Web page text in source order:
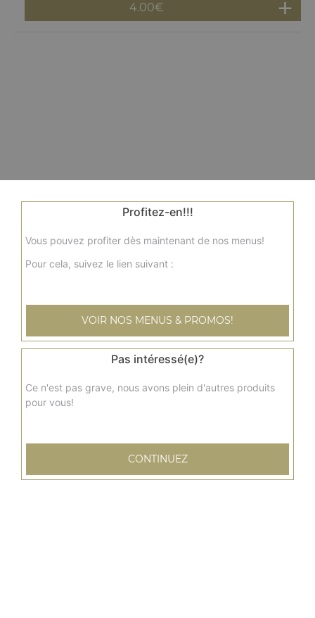
4.00€
Profitez-en!!!
Vous pouvez profiter dès maintenant de nos menus!
Pour cela, suivez le lien suivant :
VOIR NOS MENUS & PROMOS!
Pas intéressé(e)?
Ce n'est pas grave, nous avons plein d'autres produits
pour vous!
CONTINUEZ